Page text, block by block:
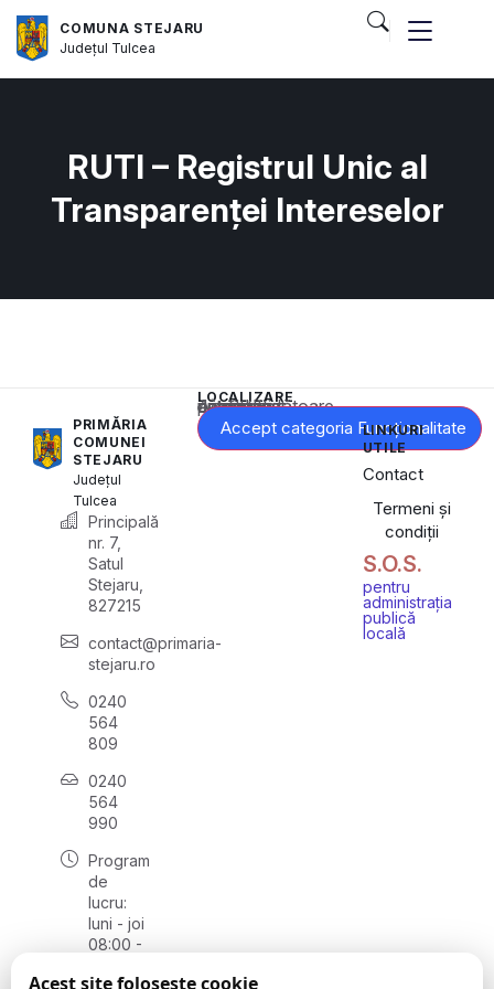
COMUNA STEJARU
Județul Tulcea
RUTI – Registrul Unic al
Transparenței Intereselor
PRIMĂRIA
COMUNEI
STEJARU
Județul
Tulcea
Principală
nr. 7,
Satul
Stejaru,
827215
contact@primaria-
stejaru.ro
0240
564
809
0240
564
990
Program
de
lucru:
luni - joi
08:00 -
LOCALIZARE
Acest conținut este blocat până când acceptați categoria corespunzătoare de cookie-uri.
Accept categoria Funcționalitate
LINKURI
UTILE
Contact
Termeni și
condiții
S.O.S.
pentru
administrația
publică
locală
Acest site folosește cookie